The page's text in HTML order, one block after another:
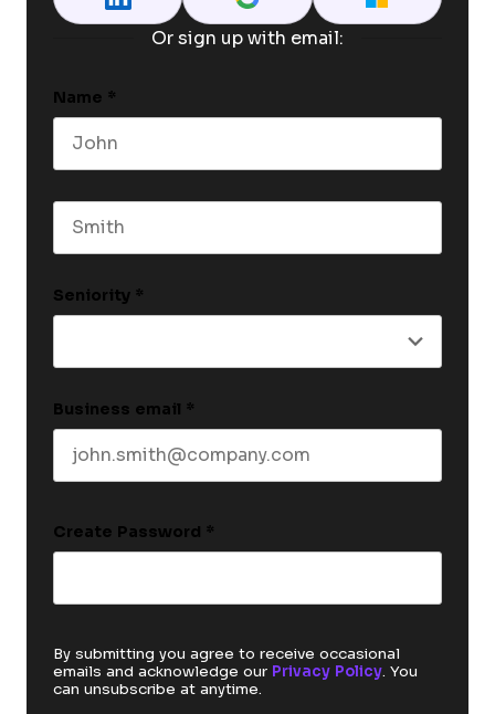
Or sign up with email:
Name *
Seniority *
Business email *
Create Password *
By submitting you agree to receive occasional
emails and acknowledge our Privacy Policy. You
can unsubscribe at anytime.